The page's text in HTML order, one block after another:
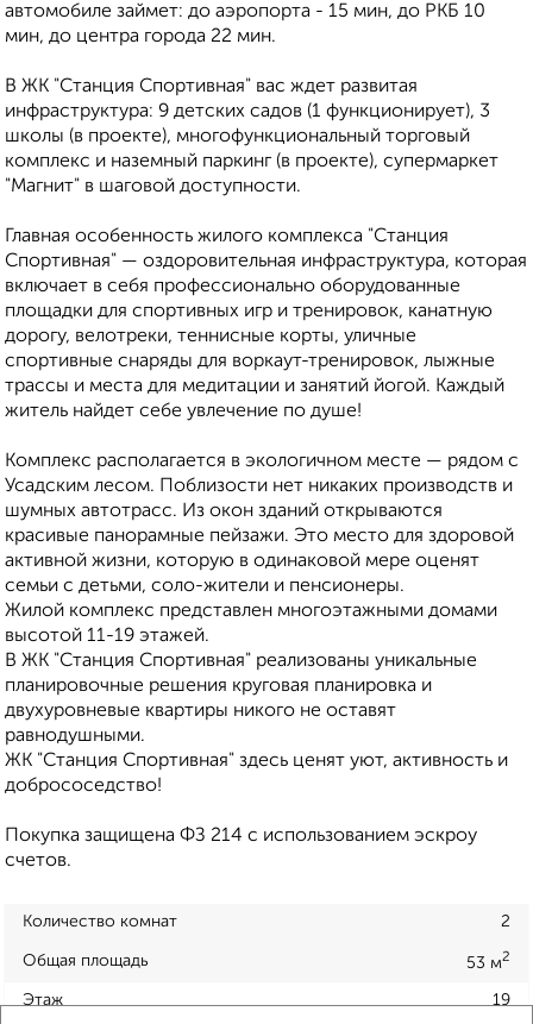
автомобиле займет: до аэропорта - 15 мин, до РКБ 10
мин, до центра города 22 мин.
В ЖК "Станция Спортивная" вас ждет развитая
инфраструктура: 9 детских садов (1 функционирует), 3
школы (в проекте), многофункциональный торговый
комплекс и наземный паркинг (в проекте), супермаркет
"Магнит" в шаговой доступности.
Главная особенность жилого комплекса "Станция
Спортивная" — оздоровительная инфраструктура, которая
включает в себя профессионально оборудованные
площадки для спортивных игр и тренировок, канатную
дорогу, велотреки, теннисные корты, уличные
спортивные снаряды для воркаут-тренировок, лыжные
трассы и места для медитации и занятий йогой. Каждый
житель найдет себе увлечение по душе!
Комплекс располагается в экологичном месте — рядом с
Усадским лесом. Поблизости нет никаких производств и
шумных автотрасс. Из окон зданий открываются
красивые панорамные пейзажи. Это место для здоровой
активной жизни, которую в одинаковой мере оценят
семьи с детьми, соло-жители и пенсионеры.
Жилой комплекс представлен многоэтажными домами
высотой 11-19 этажей.
В ЖК "Станция Спортивная" реализованы уникальные
планировочные решения круговая планировка и
двухуровневые квартиры никого не оставят
равнодушными.
ЖК "Станция Спортивная" здесь ценят уют, активность и
добрососедство!
Покупка защищена ФЗ 214 с использованием эскроу
счетов.
Количество комнат 2
Общая площадь 53 м2
Этаж 19